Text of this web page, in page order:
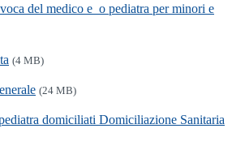
del medico e_o pediatra per minori e
(4 MB)
(24 MB)
domiciliati Domiciliazione Sanitaria